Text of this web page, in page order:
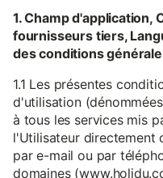
1. Champ d'application,
fournisseurs tiers,
des conditions
1.1 Les présentes
d'utilisation
à tous les services mis
l'Utilisateur directement
par e-mail ou par
domaines